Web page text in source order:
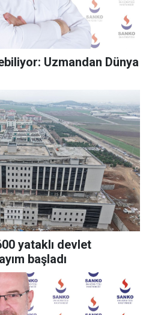
Uzmandan Dünya
yataklı devlet
başladı